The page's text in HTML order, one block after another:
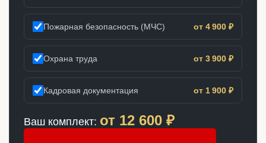
Пожарная безопасность (МЧС) от 4 900 ₽
Охрана труда от 3 900 ₽
Кадровая документация от 1 900 ₽
Ваш комплект: от 12 600 ₽